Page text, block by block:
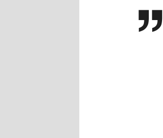
veranstaltungen
